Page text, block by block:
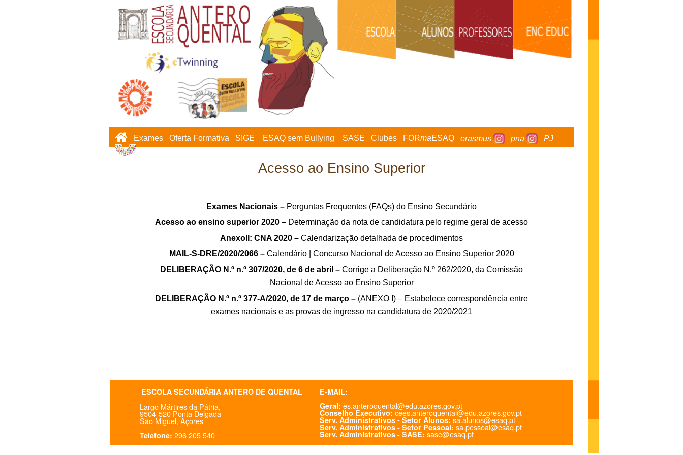
Exames Oferta Formativa SIGE ESAQ sem Bullying SASE Clubes FORmaESAQ erasmus pna PJ
Acesso ao Ensino Superior
Exames Nacionais – Perguntas Frequentes (FAQs) do Ensino Secundário
Acesso ao ensino superior 2020 – Determinação da nota de candidatura pelo regime geral de acesso
AnexoII: CNA 2020 – Calendarização detalhada de procedimentos
MAIL-S-DRE/2020/2066 – Calendário | Concurso Nacional de Acesso ao Ensino Superior 2020
DELIBERAÇÃO N.º n.º 307/2020, de 6 de abril – Corrige a Deliberação N.º 262/2020, da Comissão
Nacional de Acesso ao Ensino Superior
DELIBERAÇÃO N.º n.º 377-A/2020, de 17 de março – (ANEXO I) – Estabelece correspondência entre
exames nacionais e as provas de ingresso na candidatura de 2020/2021
ESCOLA SECUNDÁRIA ANTERO DE QUENTAL
Largo Mártires da Pátria,
9504-520 Ponta Delgada
São Miguel, Açores
Telefone: 296 205 540
E-MAIL:
Geral: es.anteroquental@edu.azores.gov.pt
Conselho Executivo: cees.anteroquental@edu.azores.gov.pt
Serv. Administrativos - Setor Alunos: sa.alunos@esaq.pt
Serv. Administrativos - Setor Pessoal: sa.pessoal@esaq.pt
Serv. Administrativos - SASE: sase@esaq.pt